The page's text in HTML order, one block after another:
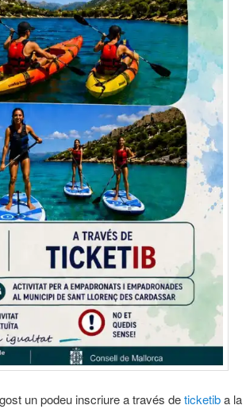
un podeu inscriure a través deticketiba la